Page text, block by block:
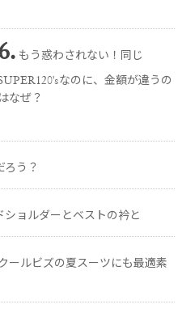
もう惑わされない！同じ
なのに、金額が違うの
はなぜ？
ろう？
ショルダーとベストの衿と
ルビズの夏スーツにも最適素